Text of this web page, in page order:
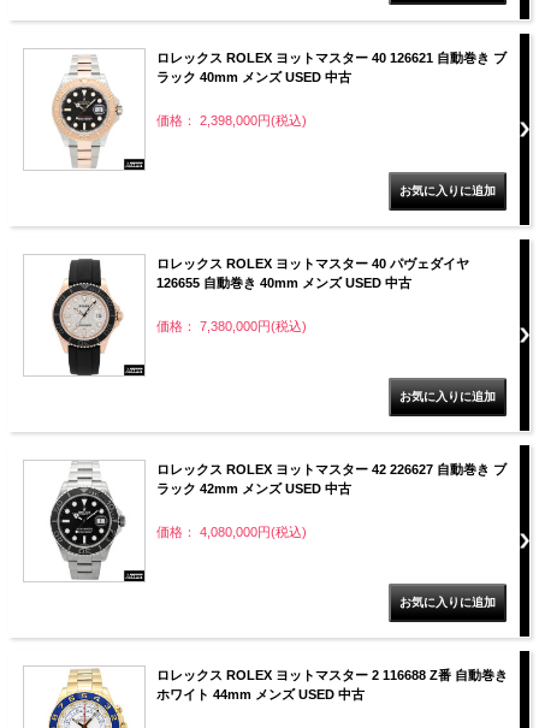
ロレックス ROLEX ヨットマスター 40 126621 自動巻き ブ
ラック 40mm メンズ USED 中古
価格： 2,398,000円(税込)
ロレックス ROLEX ヨットマスター 40 パヴェダイヤ
126655 自動巻き 40mm メンズ USED 中古
価格： 7,380,000円(税込)
ロレックス ROLEX ヨットマスター 42 226627 自動巻き ブ
ラック 42mm メンズ USED 中古
価格： 4,080,000円(税込)
ロレックス ROLEX ヨットマスター 2 116688 Z番 自動巻き
ホワイト 44mm メンズ USED 中古